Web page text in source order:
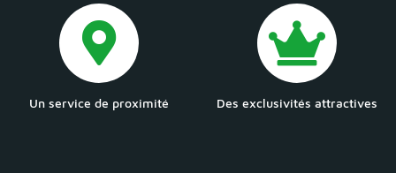
Un service de proximité Des exclusivités attractives